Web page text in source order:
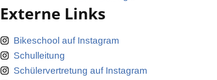
Externe Links
Bikeschool auf Instagram
Schulleitung
Schülervertretung auf Instagram